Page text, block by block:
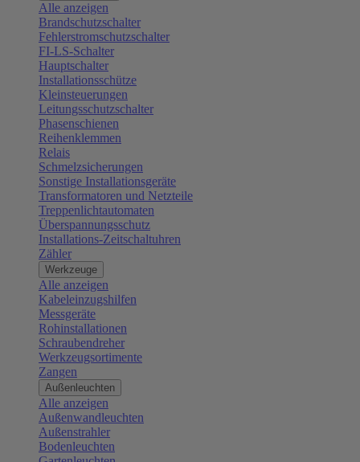
Alle anzeigen
Brandschutzschalter
Fehlerstromschutzschalter
FI-LS-Schalter
Hauptschalter
Installationsschütze
Kleinsteuerungen
Leitungsschutzschalter
Phasenschienen
Reihenklemmen
Relais
Schmelzsicherungen
Sonstige Installationsgeräte
Transformatoren und Netzteile
Treppenlichtautomaten
Überspannungsschutz
Installations-Zeitschaltuhren
Zähler
Werkzeuge
Alle anzeigen
Kabeleinzugshilfen
Messgeräte
Rohinstallationen
Schraubendreher
Werkzeugsortimente
Zangen
Außenleuchten
Alle anzeigen
Außenwandleuchten
Außenstrahler
Bodenleuchten